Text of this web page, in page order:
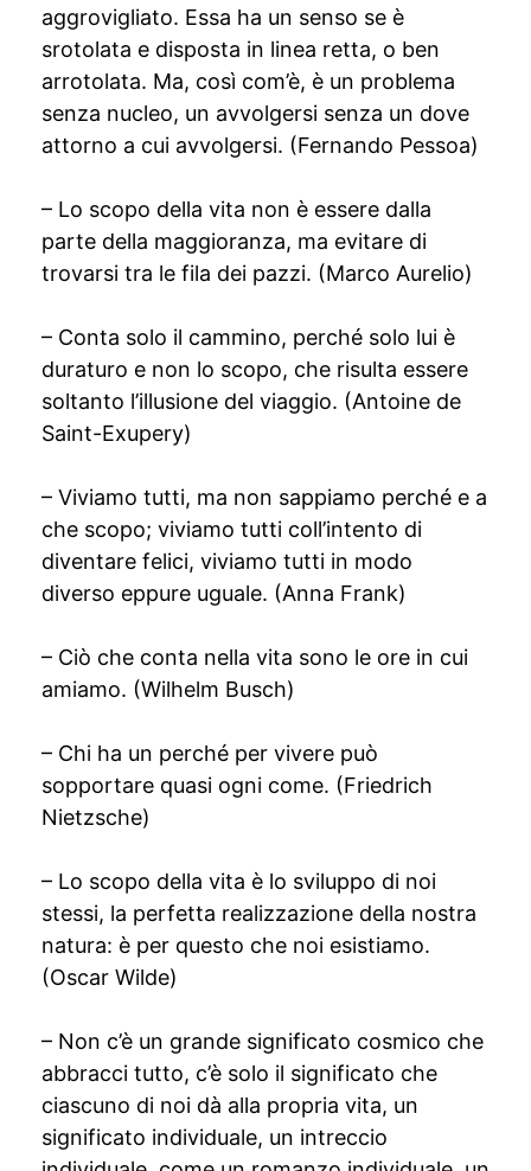
aggrovigliato. Essa ha un senso se è
srotolata e disposta in linea retta, o ben
arrotolata. Ma, così com’è, è un problema
senza nucleo, un avvolgersi senza un dove
attorno a cui avvolgersi. (Fernando Pessoa)
– Lo scopo della vita non è essere dalla
parte della maggioranza, ma evitare di
trovarsi tra le fila dei pazzi. (Marco Aurelio)
– Conta solo il cammino, perché solo lui è
duraturo e non lo scopo, che risulta essere
soltanto l’illusione del viaggio. (Antoine de
Saint-Exupery)
– Viviamo tutti, ma non sappiamo perché e a
che scopo; viviamo tutti coll’intento di
diventare felici, viviamo tutti in modo
diverso eppure uguale. (Anna Frank)
– Ciò che conta nella vita sono le ore in cui
amiamo. (Wilhelm Busch)
– Chi ha un perché per vivere può
sopportare quasi ogni come. (Friedrich
Nietzsche)
– Lo scopo della vita è lo sviluppo di noi
stessi, la perfetta realizzazione della nostra
natura: è per questo che noi esistiamo.
(Oscar Wilde)
– Non c’è un grande significato cosmico che
abbracci tutto, c’è solo il significato che
ciascuno di noi dà alla propria vita, un
significato individuale, un intreccio